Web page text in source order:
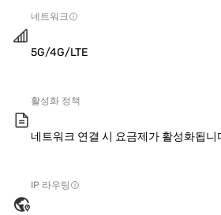
네트워크
5G/4G/LTE
활성화 정책
네트워크 연결 시 요금제가 활성화됩니
IP 라우팅